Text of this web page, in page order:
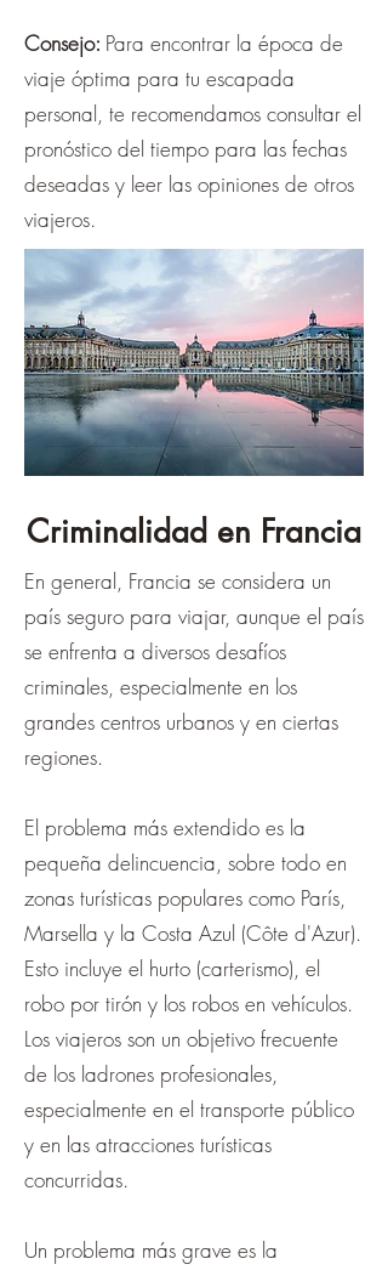
Consejo: Para encontrar la época de
viaje óptima para tu escapada
personal, te recomendamos consultar el
pronóstico del tiempo para las fechas
deseadas y leer las opiniones de otros
viajeros.
Criminalidad en Francia
En general, Francia se considera un
país seguro para viajar, aunque el país
se enfrenta a diversos desafíos
criminales, especialmente en los
grandes centros urbanos y en ciertas
regiones.
El problema más extendido es la
pequeña delincuencia, sobre todo en
zonas turísticas populares como París,
Marsella y la Costa Azul (Côte d'Azur).
Esto incluye el hurto (carterismo), el
robo por tirón y los robos en vehículos.
Los viajeros son un objetivo frecuente
de los ladrones profesionales,
especialmente en el transporte público
y en las atracciones turísticas
concurridas.
Un problema más grave es la